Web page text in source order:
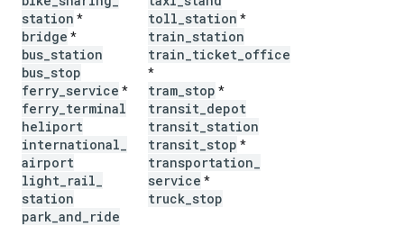
station *
bridge *
bus station
bus stop
ferry service *
ferry terminal
heliport
international
airport
light rail
station
park and ride
toll station *
train station
train ticket office
*
tram stop *
transit depot
transit station
transit stop *
transportation
service *
truck stop